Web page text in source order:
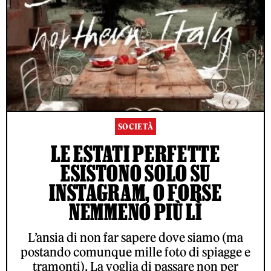
SOCIETÀ
LE ESTATI PERFETTE
ESISTONO SOLO SU
INSTAGRAM, O FORSE
NEMMENO PIÙ LÌ
L’ansia di non far sapere dove siamo (ma
postando comunque mille foto di spiagge e
tramonti). La voglia di passare non per